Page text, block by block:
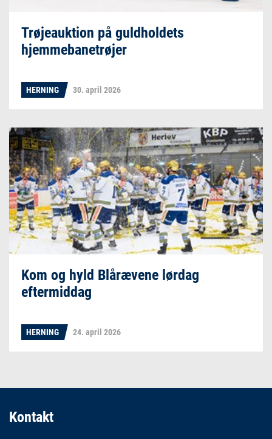
Trøjeauktion på guldholdets
hjemmebanetrøjer
HERNING 30. april 2026
Kom og hyld Blårævene lørdag
eftermiddag
HERNING 24. april 2026
Kontakt